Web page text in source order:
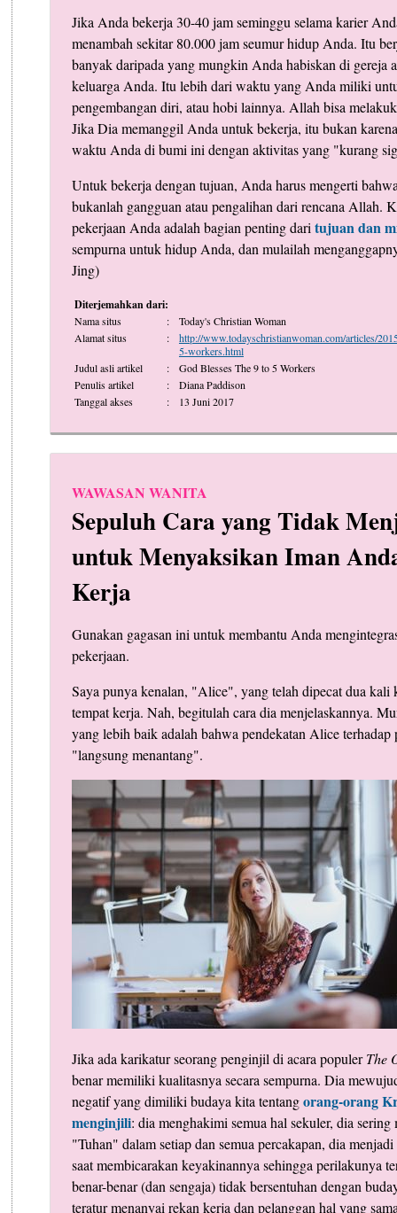
Jika Anda bekerja 30-40 jam seminggu selama karier
menambah sekitar 80.000 jam seumur hidup Anda. Itu
banyak daripada yang mungkin Anda habiskan di gereja
keluarga Anda. Itu lebih dari waktu yang Anda miliki
pengembangan diri, atau hobi lainnya. Allah bisa
Jika Dia memanggil Anda untuk bekerja, itu bukan
waktu Anda di bumi ini dengan aktivitas yang "kurang
Untuk bekerja dengan tujuan, Anda harus mengerti
bukanlah gangguan atau pengalihan dari rencana Allah.
pekerjaan Anda adalah bagian penting dari tujuan dan
sempurna untuk hidup Anda, dan mulailah
Jing)
Diterjemahkan dari:
Nama situs :
Today's Christian Woman
Alamat situs
:
http://www.todayschristianwoman.com/articles/
5-workers.html
Judul asli artikel
:
God Blesses The 9 to 5 Workers
Penulis artikel
:
Diana Paddison
Tanggal akses
: 13 Juni 2017
WAWASAN WANITA
Sepuluh Cara yang Tidak
untuk Menyaksikan Iman
Kerja
Gunakan gagasan ini untuk membantu Anda
pekerjaan.
Saya punya kenalan, "Alice", yang telah dipecat dua kali
tempat kerja. Nah, begitulah cara dia menjelaskannya.
yang lebih baik adalah bahwa pendekatan Alice terhadap
"langsung menantang".
Jika ada karikatur seorang penginjil di acara populerThe
benar memiliki kualitasnya secara sempurna. Dia
negatif yang dimiliki budaya kita tentangorang-orang
menginjili: dia menghakimi semua hal sekuler, dia sering
"Tuhan" dalam setiap dan semua percakapan, dia
saat membicarakan keyakinannya sehingga perilakunya
benar-benar (dan sengaja) tidak bersentuhan dengan
teratur menanyai rekan kerja dan pelanggan hal yang